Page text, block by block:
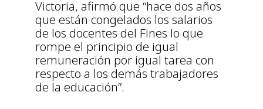
Victoria, afirmó que “hace dos años
que están congelados los salarios
de los docentes del Fines lo que
rompe el principio de igual
remuneración por igual tarea con
respecto a los demás trabajadores
de la educación”.